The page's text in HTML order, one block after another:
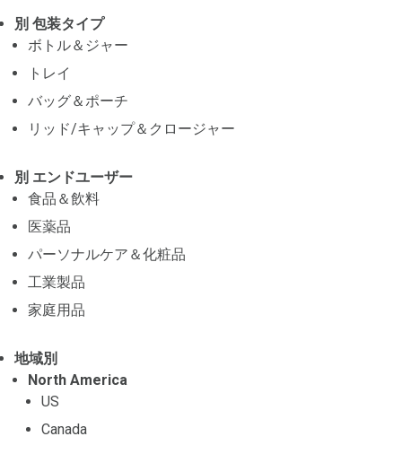
別 包装タイプ
ボトル＆ジャー
トレイ
バッグ＆ポーチ
リッド/キャップ＆クロージャー
別 エンドユーザー
食品＆飲料
医薬品
パーソナルケア＆化粧品
工業製品
家庭用品
地域別
North America
US
Canada